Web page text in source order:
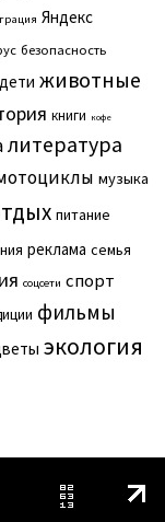
Яндекс
безопасность
дети животные
книги кофе
литература
музыка
питание
реклама семья
соцсети спорт
фильмы
экология